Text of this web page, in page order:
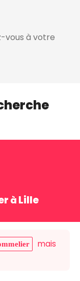
vous à votre
à Lille
mais